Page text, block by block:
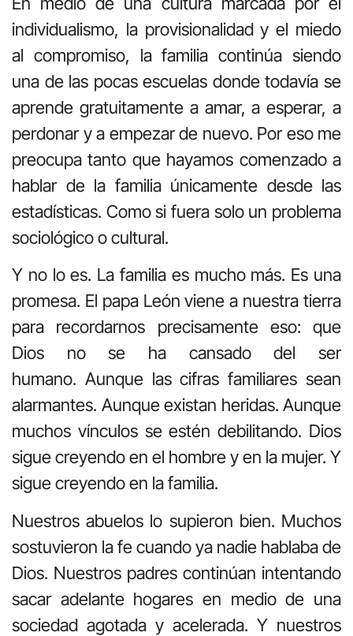
individualismo, la provisionalidad y el miedo
al compromiso, la familia continúa siendo
una de las pocas escuelas donde todavía se
aprende gratuitamente a amar, a esperar, a
perdonar y a empezar de nuevo. Por eso me
preocupa tanto que hayamos comenzado a
hablar de la familia únicamente desde las
estadísticas. Como si fuera solo un problema
sociológico o cultural.
Y no lo es. La familia es mucho más. Es una
promesa. El papa León viene a nuestra tierra
para recordarnos precisamente eso: que
Dios no se ha cansado del ser
humano. Aunque las cifras familiares sean
alarmantes. Aunque existan heridas. Aunque
muchos vínculos se estén debilitando. Dios
sigue creyendo en el hombre y en la mujer. Y
sigue creyendo en la familia.
Nuestros abuelos lo supieron bien. Muchos
sostuvieron la fe cuando ya nadie hablaba de
Dios. Nuestros padres continúan intentando
sacar adelante hogares en medio de una
sociedad agotada y acelerada. Y nuestros